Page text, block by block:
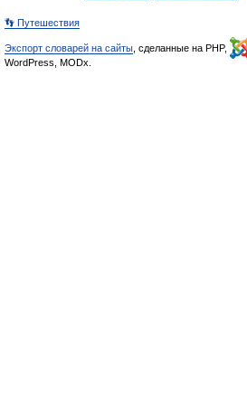
👣 Путешествия
Экспорт словарей на сайты , сделанные на PHP,
WordPress, MODx.